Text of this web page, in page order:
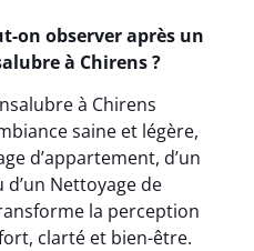
on observer après un
à Chirens ?
à Chirens
saine et légère,
d’appartement, d’un
Nettoyage de
la perception
clarté et bien-être.